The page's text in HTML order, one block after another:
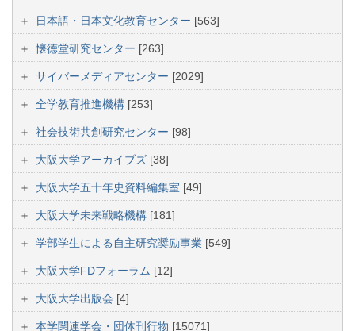
日本語・日本文化教育センター [563]
懐徳堂研究センター [263]
サイバーメディアセンター [2029]
全学教育推進機構 [253]
社会技術共創研究センター [98]
大阪大学アーカイブズ [38]
大阪大学五十年史資料編集室 [49]
大阪大学未来戦略機構 [181]
学部学生による自主研究奨励事業 [549]
大阪大学FDフォーラム [12]
大阪大学出版会 [4]
本学関連学会・団体刊行物 [15071]